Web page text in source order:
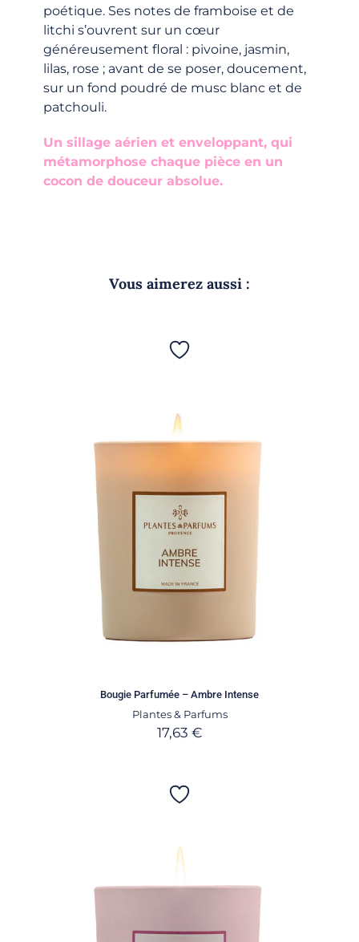
poétique. Ses notes de framboise et de
litchi s’ouvrent sur un cœur
généreusement floral : pivoine, jasmin,
lilas, rose ; avant de se poser, doucement,
sur un fond poudré de musc blanc et de
patchouli.
Un sillage aérien et enveloppant, qui
métamorphose chaque pièce en un
cocon de douceur absolue.
Vous aimerez aussi :
Bougie Parfumée – Ambre Intense
Plantes & Parfums
17,63 €